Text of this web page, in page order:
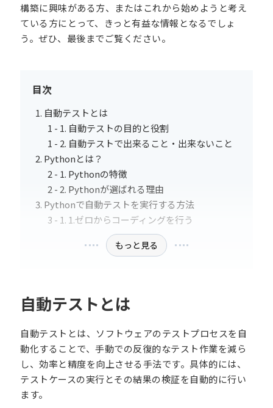
構築に興味がある方、またはこれから始めようと考え
ている方にとって、きっと有益な情報となるでしょ
う。ぜひ、最後までご覧ください。
目次
自動テストとは
自動テストの目的と役割
自動テストで出来ること・出来ないこと
Pythonとは？
Pythonの特徴
Pythonが選ばれる理由
Pythonで自動テストを実行する方法
1.ゼロからコーディングを行う
もっと見る
自動テストとは
自動テストとは、ソフトウェアのテストプロセスを自
動化することで、手動での反復的なテスト作業を減ら
し、効率と精度を向上させる手法です。具体的には、
テストケースの実行とその結果の検証を自動的に行い
ます。